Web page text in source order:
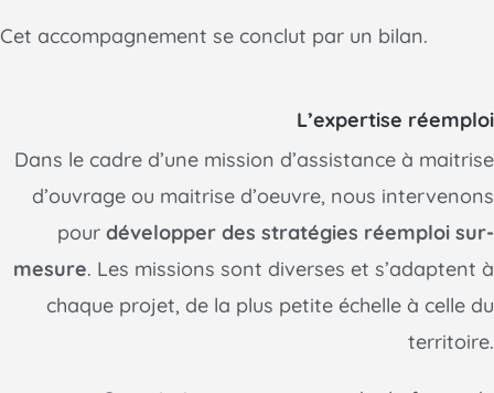
Cet accompagnement se conclut par un bilan.
L’expertise réemploi
Dans le cadre d’une mission d’assistance à maitrise
d’ouvrage ou maitrise d’oeuvre, nous intervenons
pour développer des stratégies réemploi sur-
mesure. Les missions sont diverses et s’adaptent à
chaque projet, de la plus petite échelle à celle du
territoire.